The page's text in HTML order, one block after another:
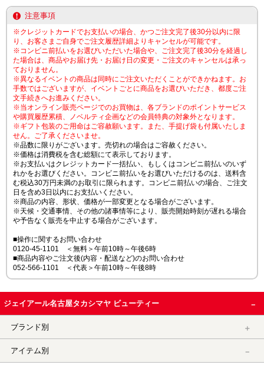
注意事項
※クレジットカードでお支払いの場合、かつご注文完了後30分以内に限
り、お客さまご自身でご注文履歴詳細よりキャンセルが可能です。
※コンビニ前払いをお選びいただいた場合や、ご注文完了後30分を経過し
た場合は、商品やお届け先・お届け日の変更・ご注文のキャンセルは承っ
ておりません。
※異なるイベントの商品は同時にご注文いただくことができかねます。お
手数ではございますが、イベントごとに商品をお選びいただき、都度ご注
文手続きへお進みください。
※当オンライン販売ページでのお買物は、各ブランドのポイントサービス
や購買履歴累積、ノベルティ企画などの会員特典の対象外となります。
※ギフト包装のご用命はご容赦願います。また、手提げ袋も付属いたしま
せん。ご了承くださいませ。
※品数に限りがございます。売切れの場合はご容赦ください。
※価格は消費税を含む総額にて表示しております。
※お支払いはクレジットカード一括払い、もしくはコンビニ前払いのいず
れかをお選びください。コンビニ前払いをお選びいただけるのは、送料含
む税込30万円未満のお取引に限られます。コンビニ前払いの場合、ご注文
日を含め3日以内にお支払いください。
※商品の内容、形状、価格が一部変更となる場合がございます。
※天候・交通事情、その他の諸事情等により、販売開始時刻が遅れる場合
や予告なく販売を中止する場合がございます。
■操作に関するお問い合わせ
0120-45-1101 ＜無料＞午前10時～午後6時
■商品内容やご注文後(内容・配送など)のお問い合わせ
052-566-1101 ＜代表＞午前10時～午後8時
ジェイアール名古屋タカシマヤ ビューティー
ブランド別
アイテム別